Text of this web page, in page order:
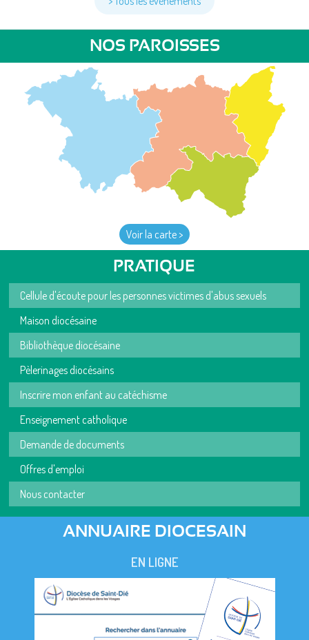
NOS PAROISSES
Voir la carte >
PRATIQUE
Cellule d'écoute pour les personnes victimes d'abus sexuels
Maison diocésaine
Bibliothèque diocésaine
Pèlerinages diocésains
Inscrire mon enfant au catéchisme
Enseignement catholique
Demande de documents
Offres d'emploi
Nous contacter
ANNUAIRE DIOCESAIN
EN LIGNE